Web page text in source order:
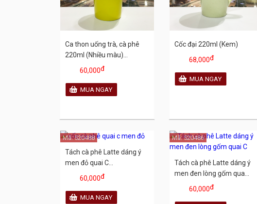
Ca thon uống trà, cà phê
220ml (Nhiều màu)...
60,000đ
Cốc đại 220ml (Kem)
68,000đ
Tách cà phê Latte dáng ý
men đỏ quai C...
60,000đ
Mã: 520488
Tách cà phê Latte dáng ý
men đen lòng gốm qua...
60,000đ
Mã: 520486